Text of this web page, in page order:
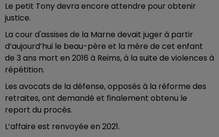
Le petit Tony devra encore attendre pour obtenir
justice.
La cour d'assises de la Marne devait juger à partir
d’aujourd’hui le beau-père et la mère de cet enfant
de 3 ans mort en 2016 à Reims, à la suite de violences à
répétition.
Les avocats de la défense, opposés à la réforme des
retraites, ont demandé et finalement obtenu le
report du procès.
L’affaire est renvoyée en 2021.